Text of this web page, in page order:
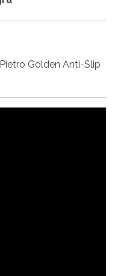
Golden Anti-Slip